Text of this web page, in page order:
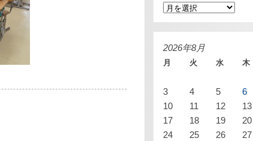
ア
ー
カ
イ
2026年8月
月 火 水 木
3
4 5 6
10
11 12 13
17
18 19 20
24
25 26 27